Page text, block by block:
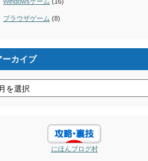
ブラウザゲーム (8)
ーカイブ
にほんブログ村